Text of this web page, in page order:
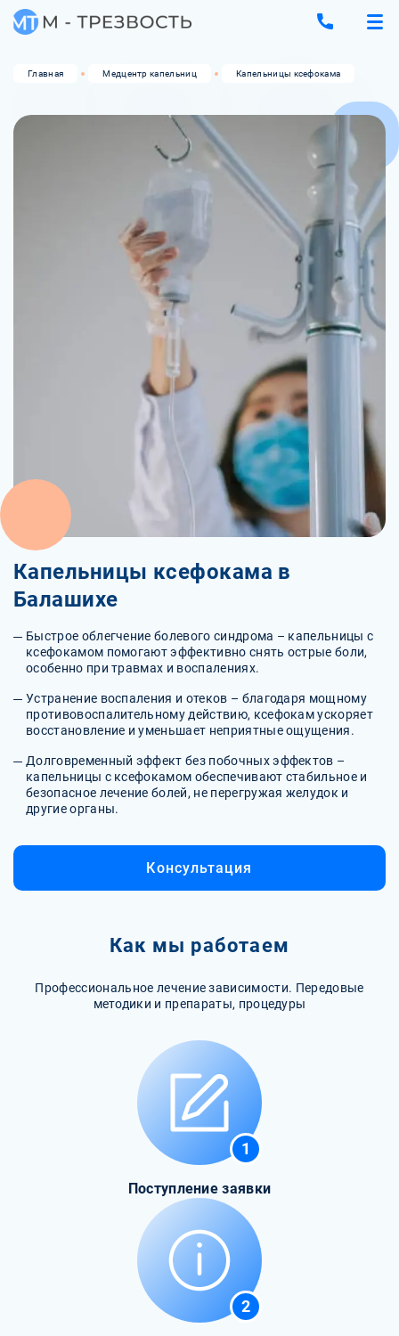
Главная Медцентр капельниц Капельницы ксефокама
Капельницы ксефокама в
Балашихе
Быстрое облегчение болевого синдрома – капельницы с
ксефокамом помогают эффективно снять острые боли,
особенно при травмах и воспалениях.
Устранение воспаления и отеков – благодаря мощному
противовоспалительному действию, ксефокам ускоряет
восстановление и уменьшает неприятные ощущения.
Долговременный эффект без побочных эффектов –
капельницы с ксефокамом обеспечивают стабильное и
безопасное лечение болей, не перегружая желудок и
другие органы.
Консультация
Как мы работаем
Профессиональное лечение зависимости. Передовые
методики и препараты, процедуры
1
Поступление заявки
2